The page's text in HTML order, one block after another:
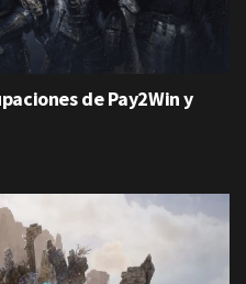
de Pay2Win y